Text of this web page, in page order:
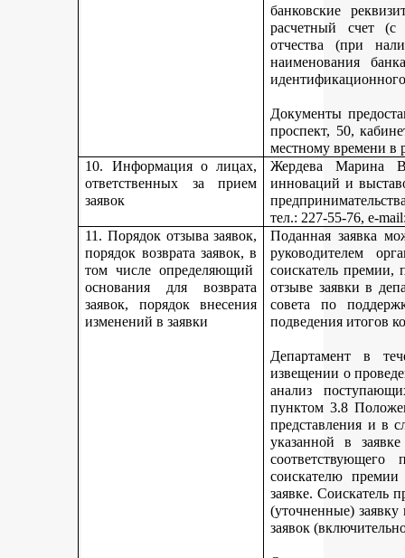
банковские
расчетный счет (с
отчества (при
наименования
Документы
проспект, 50,
местному времени в
10. Информация о лицах,
ответственных за прием
заявок
Жердева Марина
инноваций и
тел.: 227-55-76, e-
11. Порядок отзыва заявок,
порядок возврата заявок, в
том числе определяющий
основания для возврата
заявок, порядок внесения
изменений в заявки
Поданная заявка
руководителем
соискатель премии,
отзыве заявки в
совета по
подведения итогов
Департамент в
извещении о
анализ
пунктом 3.8
представления и в
указанной в
соответствующего
соискателю
заявке. Соискатель
(уточненные)
заявок